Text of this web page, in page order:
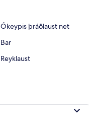
Ókeypis þráðlaust net
Bar
Reyklaust